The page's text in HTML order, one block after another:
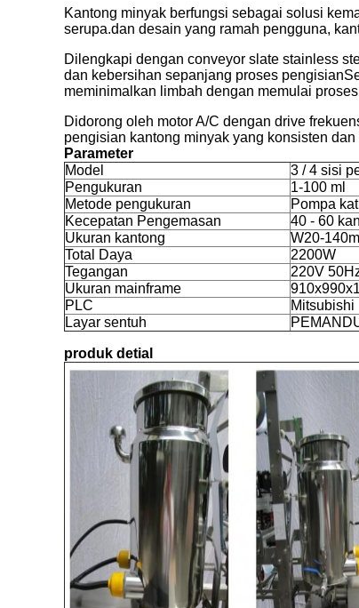
Kantong minyak berfungsi sebagai solusi
serupa.dan desain yang ramah pengguna,
Dilengkapi dengan conveyor slate stainless
dan kebersihan sepanjang proses
meminimalkan limbah dengan memulai
Didorong oleh motor A/C dengan drive
pengisian kantong minyak yang konsisten dan
Parameter
Model
3 / 4 sisi
Pengukuran
1-100 ml
Metode pengukuran
Pompa
Kecepatan Pengemasan
40 - 60
Ukuran kantong
W20-
Total Daya
2200W
Tegangan
220V
Ukuran mainframe
PLC
Mitsubishi
Layar sentuh
produk detial